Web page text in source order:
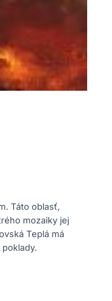
Táto oblasť,
mozaiky jej
Teplá má